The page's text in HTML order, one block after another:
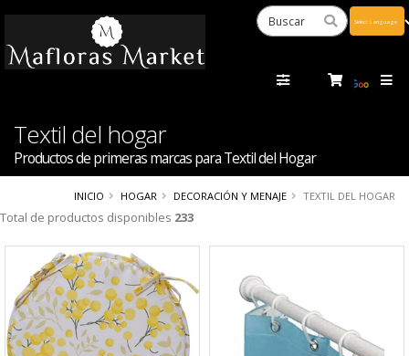
Textil del hogar
Productos de primeras marcas para Textil del Hogar
INICIO HOGAR DECORACIÓN Y MENAJE TEXTIL DEL HOGAR
Total de productos disponibles 233